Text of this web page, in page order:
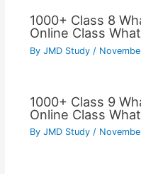
1000+ Class 8
Online Class
By JMD Study /
1000+ Class 9
Online Class
By JMD Study /